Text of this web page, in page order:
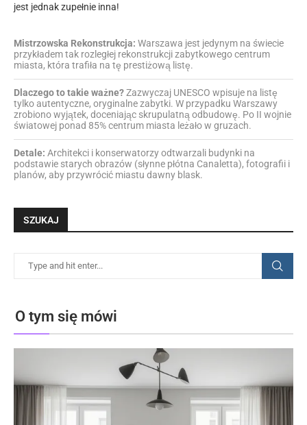
jest jednak zupełnie inna!
Mistrzowska Rekonstrukcja: Warszawa jest jedynym na świecie
przykładem tak rozległej rekonstrukcji zabytkowego centrum
miasta, która trafiła na tę prestiżową listę.
Dlaczego to takie ważne?Zazwyczaj UNESCO wpisuje na listę
tylko autentyczne, oryginalne zabytki. W przypadku Warszawy
zrobiono wyjątek, doceniając skrupulatną odbudowę. Po II wojnie
światowej ponad 85% centrum miasta leżało w gruzach.
Detale: Architekci i konserwatorzy odtwarzali budynki na
podstawie starych obrazów (słynne płótna Canaletta), fotografii i
planów, aby przywrócić miastu dawny blask.
SZUKAJ
O tym się mówi